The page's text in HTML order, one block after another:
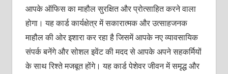
आपके ऑफिस का माहौल सुरक्षित और प्रोत्‍साहित करने वाला
होगा। यह कार्ड कार्यक्षेत्र में सकारात्‍मक और उत्‍साहजनक
माहौल की ओर इशारा कर रहा है जिसमें आपके नए व्‍यावसायिक
संपर्क बनेंगे और सोशल इवेंट की मदद से आपके अपने सहकर्मियों
के साथ रिश्‍ते मजबूत होंगे। यह कार्ड पेशेवर जीवन में समृद्ध और